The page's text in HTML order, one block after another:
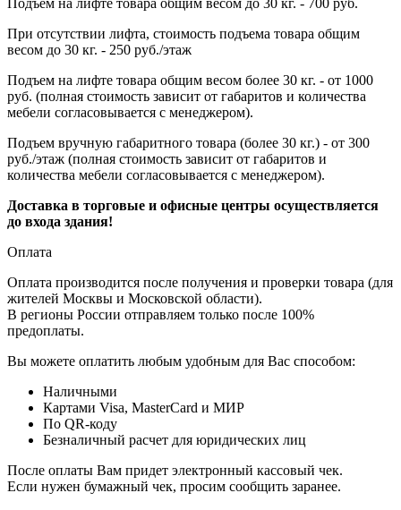
Подъем на лифте товара общим весом до 30 кг. - 700 руб.
При отсутствии лифта, стоимость подъема товара общим
весом до 30 кг. - 250 руб./этаж
Подъем на лифте товара общим весом более 30 кг. - от 1000
руб. (полная стоимость зависит от габаритов и количества
мебели согласовывается с менеджером).
Подъем вручную габаритного товара (более 30 кг.) - от 300
руб./этаж (полная стоимость зависит от габаритов и
количества мебели согласовывается с менеджером).
Доставка в торговые и офисные центры осуществляется
до входа здания!
Оплата
Оплата производится после получения и проверки товара (для
жителей Москвы и Московской области).
В регионы России отправляем только после 100%
предоплаты.
Вы можете оплатить любым удобным для Вас способом:
Наличными
Картами Visa, MasterCard и МИР
По QR-коду
Безналичный расчет для юридических лиц
После оплаты Вам придет электронный кассовый чек.
Если нужен бумажный чек, просим сообщить заранее.